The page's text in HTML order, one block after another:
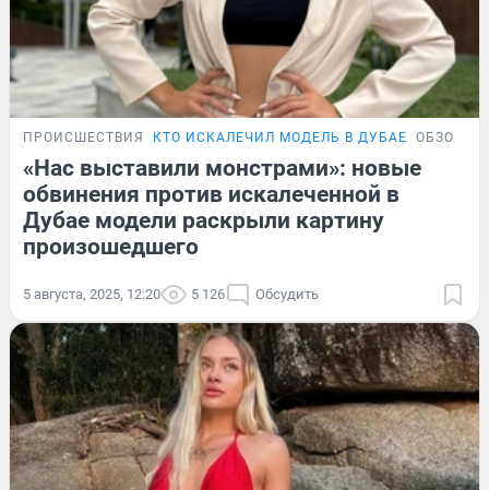
ПРОИСШЕСТВИЯ КТО ИСКАЛЕЧИЛ МОДЕЛЬ В ДУБАЕ ОБЗОР
«Нас выставили монстрами»: новые
обвинения против искалеченной в
Дубае модели раскрыли картину
произошедшего
5 августа, 2025, 12:20 5 126 Обсудить